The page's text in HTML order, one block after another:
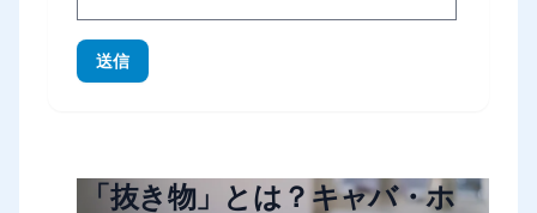
送信
「抜き物」とは？キャバ・ホ